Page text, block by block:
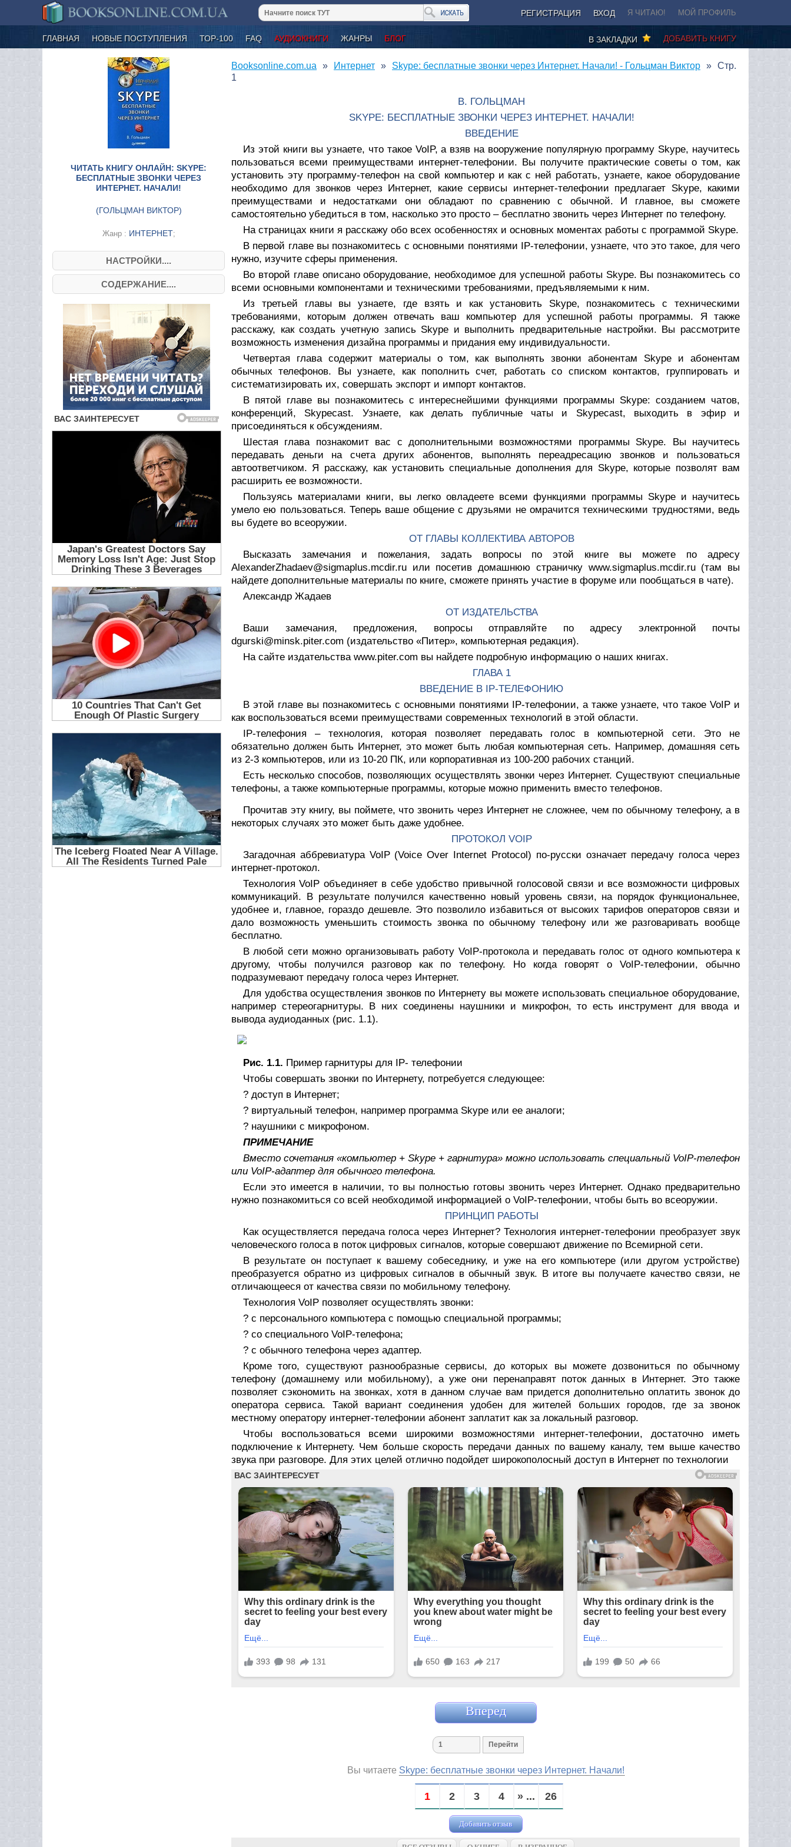
РЕГИСТРАЦИЯ ВХОД Я ЧИТАЮ! МОЙ ПРОФИЛЬ
ГЛАВНАЯ НОВЫЕ ПОСТУПЛЕНИЯ ТОР-100 FAQ АУДИОКНИГИ ЖАНРЫ БЛОГ ДОБАВИТЬ КНИГУ
В ЗАКЛАДКИ
ЧИТАТЬ КНИГУ ОНЛАЙН: SKYPE:
БЕСПЛАТНЫЕ ЗВОНКИ ЧЕРЕЗ
ИНТЕРНЕТ. НАЧАЛИ!
(ГОЛЬЦМАН ВИКТОР)
Жанр : ИНТЕРНЕТ;
НАСТРОЙКИ....
СОДЕРЖАНИЕ....
Booksonline.com.ua Интернет Skype: бесплатные звонки через Интернет. Начали! - Гольцман Виктор
Стр.
1
В. ГОЛЬЦМАН
SKYPE: БЕСПЛАТНЫЕ ЗВОНКИ ЧЕРЕЗ ИНТЕРНЕТ. НАЧАЛИ!
ВВЕДЕНИЕ
Из этой книги вы узнаете, что такое VoIP, а взяв на вооружение популярную программу Skype, научитесь
пользоваться всеми преимуществами интернет-телефонии. Вы получите практические советы о том, как
установить эту программу-телефон на свой компьютер и как с ней работать, узнаете, какое оборудование
необходимо для звонков через Интернет, какие сервисы интернет-телефонии предлагает Skype, какими
преимуществами и недостатками они обладают по сравнению с обычной. И главное, вы сможете
самостоятельно убедиться в том, насколько это просто – бесплатно звонить через Интернет по телефону.
На страницах книги я расскажу обо всех особенностях и основных моментах работы с программой Skype.
В первой главе вы познакомитесь с основными понятиями IP-телефонии, узнаете, что это такое, для чего
нужно, изучите сферы применения.
Во второй главе описано оборудование, необходимое для успешной работы Skype. Вы познакомитесь со
всеми основными компонентами и техническими требованиями, предъявляемыми к ним.
Из третьей главы вы узнаете, где взять и как установить Skype, познакомитесь с техническими
требованиями, которым должен отвечать ваш компьютер для успешной работы программы. Я также
расскажу, как создать учетную запись Skype и выполнить предварительные настройки. Вы рассмотрите
возможность изменения дизайна программы и придания ему индивидуальности.
Четвертая глава содержит материалы о том, как выполнять звонки абонентам Skype и абонентам
обычных телефонов. Вы узнаете, как пополнить счет, работать со списком контактов, группировать и
систематизировать их, совершать экспорт и импорт контактов.
В пятой главе вы познакомитесь с интереснейшими функциями программы Skype: созданием чатов,
конференций, Skypecast. Узнаете, как делать публичные чаты и Skypecast, выходить в эфир и
присоединяться к обсуждениям.
Шестая глава познакомит вас с дополнительными возможностями программы Skype. Вы научитесь
передавать деньги на счета других абонентов, выполнять переадресацию звонков и пользоваться
автоответчиком. Я расскажу, как установить специальные дополнения для Skype, которые позволят вам
расширить ее возможности.
Пользуясь материалами книги, вы легко овладеете всеми функциями программы Skype и научитесь
умело ею пользоваться. Теперь ваше общение с друзьями не омрачится техническими трудностями, ведь
вы будете во всеоружии.
ОТ ГЛАВЫ КОЛЛЕКТИВА АВТОРОВ
Высказать замечания и пожелания, задать вопросы по этой книге вы можете по адресу
AlexanderZhadaev@sigmaplus.mcdir.ru или посетив домашнюю страничку www.sigmaplus.mcdir.ru (там вы
найдете дополнительные материалы по книге, сможете принять участие в форуме или пообщаться в чате).
Александр Жадаев
ОТ ИЗДАТЕЛЬСТВА
Ваши замечания, предложения, вопросы отправляйте по адресу электронной почты
dgurski@minsk.piter.com (издательство «Питер», компьютерная редакция).
На сайте издательства www.piter.com вы найдете подробную информацию о наших книгах.
ГЛАВА 1
ВВЕДЕНИЕ В IP-ТЕЛЕФОНИЮ
В этой главе вы познакомитесь с основными понятиями IР-телефонии, а также узнаете, что такое VoIP и
как воспользоваться всеми преимуществами современных технологий в этой области.
IP-телефония – технология, которая позволяет передавать голос в компьютерной сети. Это не
обязательно должен быть Интернет, это может быть любая компьютерная сеть. Например, домашняя сеть
из 2-3 компьютеров, или из 10-20 ПК, или корпоративная из 100-200 рабочих станций.
Есть несколько способов, позволяющих осуществлять звонки через Интернет. Существуют специальные
телефоны, а также компьютерные программы, которые можно применить вместо телефонов.
Прочитав эту книгу, вы поймете, что звонить через Интернет не сложнее, чем по обычному телефону, а в
некоторых случаях это может быть даже удобнее.
ПРОТОКОЛ VOIP
Загадочная аббревиатура VoIP (Voice Over Internet Protocol) по-русски означает передачу голоса через
интернет-протокол.
Технология VoIP объединяет в себе удобство привычной голосовой связи и все возможности цифровых
коммуникаций. В результате получился качественно новый уровень связи, на порядок функциональнее,
удобнее и, главное, гораздо дешевле. Это позволило избавиться от высоких тарифов операторов связи и
дало возможность уменьшить стоимость звонка по обычному телефону или же разговаривать вообще
бесплатно.
В любой сети можно организовывать работу VoIP-протокола и передавать голос от одного компьютера к
другому, чтобы получился разговор как по телефону. Но когда говорят о VoIP-телефонии, обычно
подразумевают передачу голоса через Интернет.
Для удобства осуществления звонков по Интернету вы можете использовать специальное оборудование,
например стереогарнитуры. В них соединены наушники и микрофон, то есть инструмент для ввода и
вывода аудиоданных (рис. 1.1).
Рис. 1.1. Пример гарнитуры для IP- телефонии
Чтобы совершать звонки по Интернету, потребуется следующее:
? доступ в Интернет;
? виртуальный телефон, например программа Skype или ее аналоги;
? наушники с микрофоном.
ПРИМЕЧАНИЕ
Вместо сочетания «компьютер + Skype + гарнитура» можно использовать специальный VoIP-телефон
или VoIP-адаптер для обычного телефона.
Если это имеется в наличии, то вы полностью готовы звонить через Интернет. Однако предварительно
нужно познакомиться со всей необходимой информацией о VoIP-телефонии, чтобы быть во всеоружии.
ПРИНЦИП РАБОТЫ
Как осуществляется передача голоса через Интернет? Технология интернет-телефонии преобразует звук
человеческого голоса в поток цифровых сигналов, которые совершают движение по Всемирной сети.
В результате он поступает к вашему собеседнику, и уже на его компьютере (или другом устройстве)
преобразуется обратно из цифровых сигналов в обычный звук. В итоге вы получаете качество связи, не
отличающееся от качества связи по мобильному телефону.
Технология VoIP позволяет осуществлять звонки:
? с персонального компьютера с помощью специальной программы;
? со специального VoIP-телефона;
? с обычного телефона через адаптер.
Кроме того, существуют разнообразные сервисы, до которых вы можете дозвониться по обычному
телефону (домашнему или мобильному), а уже они перенаправят поток данных в Интернет. Это также
позволяет сэкономить на звонках, хотя в данном случае вам придется дополнительно оплатить звонок до
оператора сервиса. Такой вариант соединения удобен для жителей больших городов, где за звонок
местному оператору интернет-телефонии абонент заплатит как за локальный разговор.
Чтобы воспользоваться всеми широкими возможностями интернет-телефонии, достаточно иметь
подключение к Интернету. Чем больше скорость передачи данных по вашему каналу, тем выше качество
звука при разговоре. Для этих целей отлично подойдет широкополосный доступ в Интернет по технологии
Вперед
Вы читаете Skype: бесплатные звонки через Интернет. Начали!
1 2 3 4 » ... 26
Добавить отзыв